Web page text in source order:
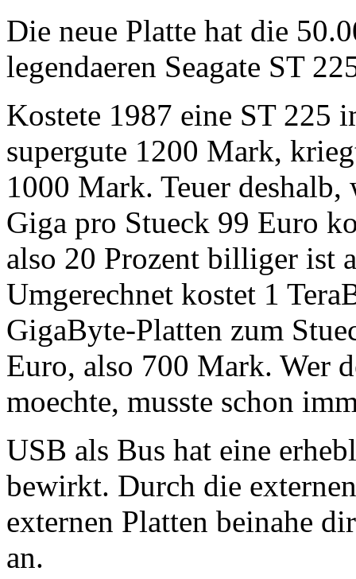
Die neue Platte hat die
legendaeren Seagate ST
Kostete 1987 eine ST 225
supergute 1200 Mark,
1000 Mark. Teuer
Giga pro Stueck 99 Euro
also 20 Prozent billiger ist
Umgerechnet kostet 1
GigaByte-Platten zum
Euro, also 700 Mark. Wer
moechte, musste schon
USB als Bus hat eine
bewirkt. Durch die
externen Platten beinahe
an.